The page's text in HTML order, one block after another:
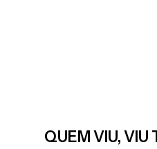
QUEM VIU, VIU